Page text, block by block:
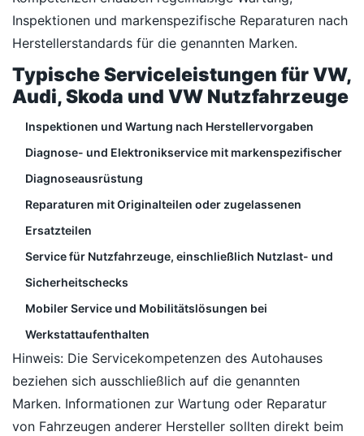
Inspektionen und markenspezifische Reparaturen nach
Herstellerstandards für die genannten Marken.
Typische Serviceleistungen für VW,
Audi, Skoda und VW Nutzfahrzeuge
Inspektionen und Wartung nach Herstellervorgaben
Diagnose- und Elektronikservice mit markenspezifischer
Diagnoseausrüstung
Reparaturen mit Originalteilen oder zugelassenen
Ersatzteilen
Service für Nutzfahrzeuge, einschließlich Nutzlast- und
Sicherheitschecks
Mobiler Service und Mobilitätslösungen bei
Werkstattaufenthalten
Hinweis: Die Servicekompetenzen des Autohauses
beziehen sich ausschließlich auf die genannten
Marken. Informationen zur Wartung oder Reparatur
von Fahrzeugen anderer Hersteller sollten direkt beim